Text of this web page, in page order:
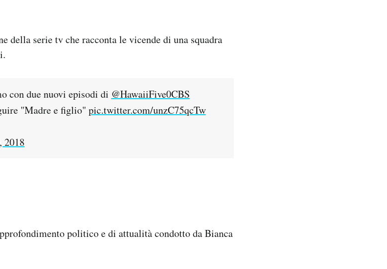
della serie tv che racconta le vicende di una squadra
con due nuovi episodi di @HawaiiFive0CBS
"Madre e figlio" pic.twitter.com/unzC75qcTw
2018
politico e di attualità condotto da Bianca